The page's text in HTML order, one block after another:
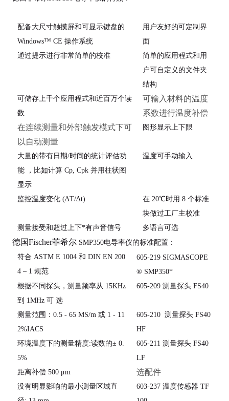
配备大尺寸触摸屏和可显示键盘的
Windows™ CE 操作系统
用户友好的可定制界
面
通过提示进行非常简单的校准
简单的应用程式和用
户可自定义的文件夹
结构
可储存上千个应用程式和近百万个读
数
可输入材料的温度
系数进行温度补偿
在连续测量和外部触发模式下可
以自动测量
图形显示上下限
大量的带有日期/时间的统计评估功
能 ，比如计算 Cp, Cpk 并用柱状图
显示
温度可手动输入
监控温度变化 (∆T/∆t) 在 20℃时用 8 个标准
块做过工厂主校准
测量接受和超过上下*有声音信号
多语言可选
德国Fischer菲希尔 SMP350电导率仪的标准配置：
符合 ASTM E 1004 和 DIN EN 200
4 – 1 规范
605-219 SIGMASCOPE
® SMP350*
根据不同探头，测量频率从 15KHz
到 1MHz 可 选
605-209 测量探头 FS40
测量范围：0.5 - 65 MS/m 或 1 - 11
2%IACS
605-210 测量探头 FS40
HF
环境温度下的测量精度:读数的± 0.
5%
605-211 测量探头 FS40
LF
距离补偿 500 μm
选配件
没有明显影响的最小测量区域直
603-237 温度传感器 TF